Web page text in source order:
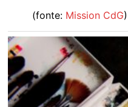
(fonte: Mission CdG)